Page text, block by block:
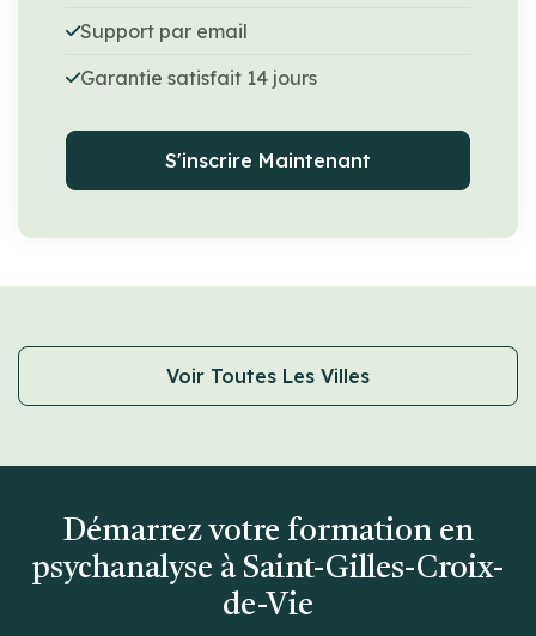
Support par email
Garantie satisfait 14 jours
S'inscrire Maintenant
Voir Toutes Les Villes
Démarrez votre formation en
psychanalyse à Saint-Gilles-Croix-
de-Vie